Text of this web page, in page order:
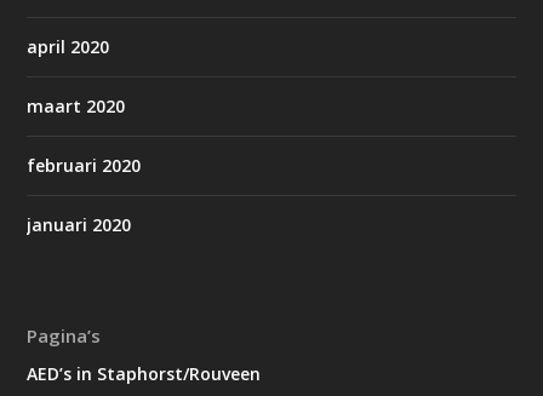
april 2020
maart 2020
februari 2020
januari 2020
Pagina’s
AED’s in Staphorst/Rouveen